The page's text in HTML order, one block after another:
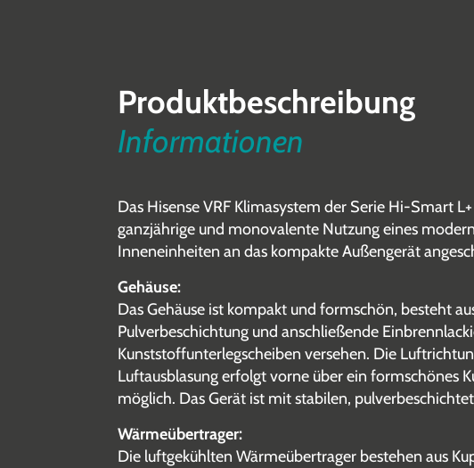
Produktbeschreibung
Informationen
Das Hisense VRF Klimasystem der Serie Hi-Smart
ganzjährige und monovalente Nutzung eines
Inneneinheiten an das kompakte Außengerät
Gehäuse:
Das Gehäuse ist kompakt und formschön, besteht
Pulverbeschichtung und anschließende
Kunststoffunterlegscheiben versehen. Die
Luftausblasung erfolgt vorne über ein formschönes
möglich. Das Gerät ist mit stabilen,
Wärmeübertrager:
Die luftgekühlten Wärmeübertrager bestehen aus